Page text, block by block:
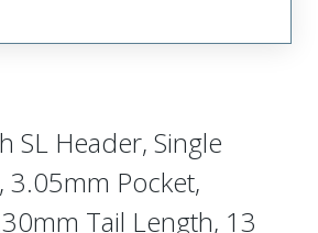
SL Header, Single
3.05mm Pocket,
Tail Length, 13